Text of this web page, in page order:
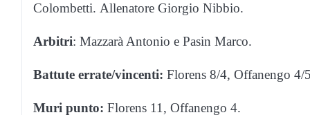
Colombetti. Allenatore Giorgio Nibbio.
Arbitri: Mazzarà Antonio e Pasin Marco.
Battute errate/vincenti: Florens 8/4, Offanengo 4/
Muri punto: Florens 11, Offanengo 4.